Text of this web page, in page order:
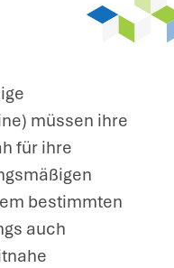
müssen ihre
für ihre
bestimmten
auch